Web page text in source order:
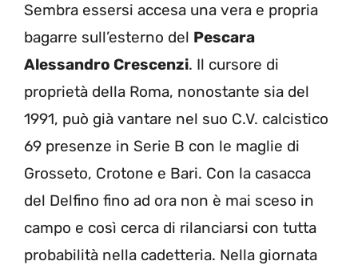
Sembra essersi accesa una vera e propria
bagarre sull’esterno del Pescara
Alessandro Crescenzi. Il cursore di
proprietà della Roma, nonostante sia del
1991, può già vantare nel suo C.V. calcistico
69 presenze in Serie B con le maglie di
Grosseto, Crotone e Bari. Con la casacca
del Delfino fino ad ora non è mai sceso in
campo e così cerca di rilanciarsi con tutta
probabilità nella cadetteria. Nella giornata